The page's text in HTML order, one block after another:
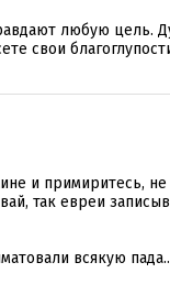
любую цель.
свои
и примиритесь, не
так евреи
всякую